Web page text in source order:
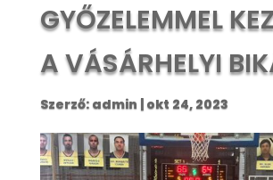
GYŐZELEMMEL
A VÁSÁRHELYI
Szerző: admin | okt 24, 2023